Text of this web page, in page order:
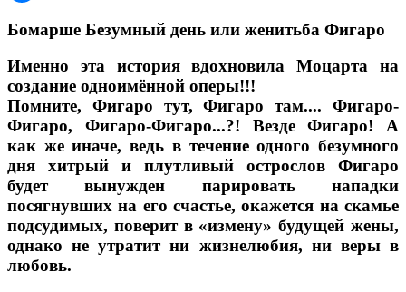
Бомарше Безумный день или женитьба Фигаро
Именно эта история вдохновила Моцарта на
создание одноимённой оперы!!!
Помните, Фигаро тут, Фигаро там.... Фигаро-
Фигаро, Фигаро-Фигаро...?! Везде Фигаро! А
как же иначе, ведь в течение одного безумного
дня хитрый и плутливый острослов Фигаро
будет вынужден парировать нападки
посягнувших на его счастье, окажется на скамье
подсудимых, поверит в «измену» будущей жены,
однако не утратит ни жизнелюбия, ни веры в
любовь.